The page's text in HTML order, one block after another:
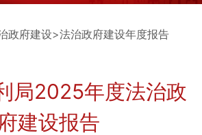
政府建设>法治政府建设年度报告
局2025年度法治政
府建设报告